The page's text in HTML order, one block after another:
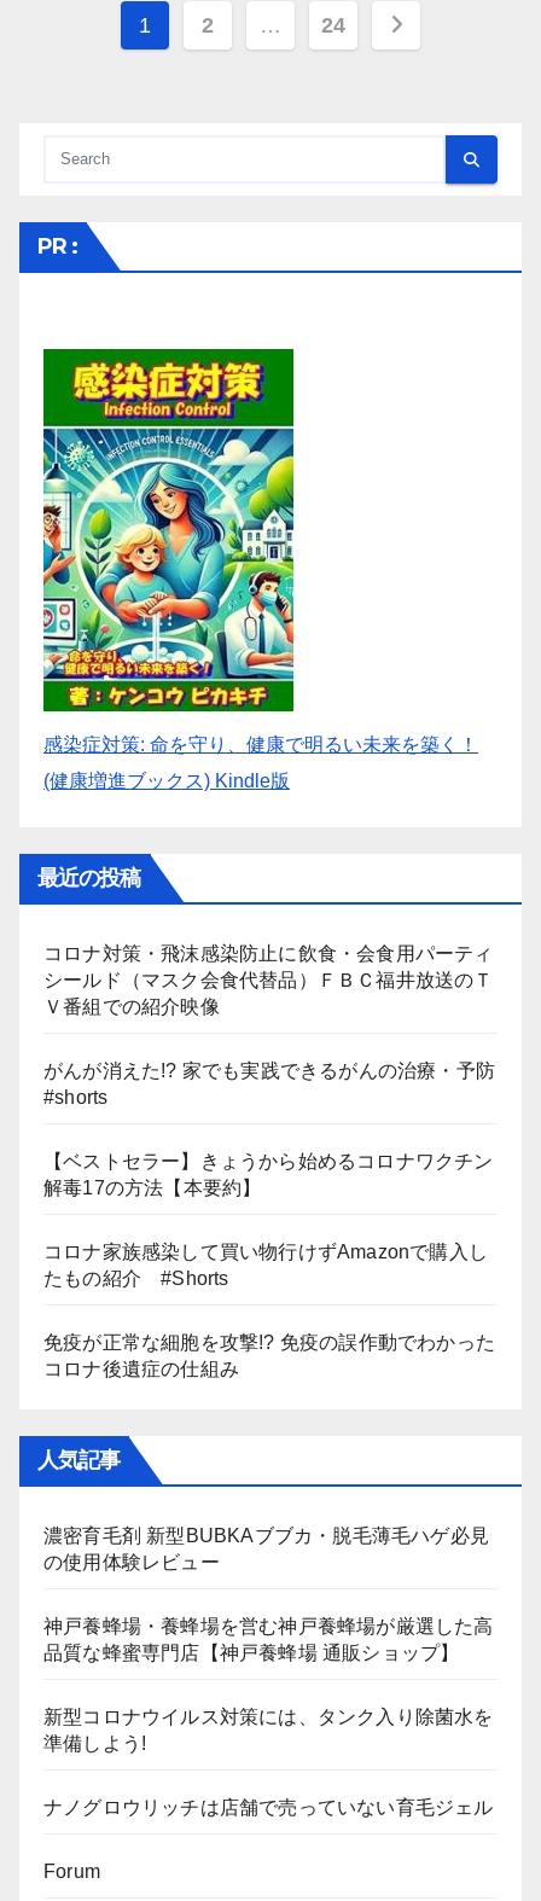
投
ジ
り
1 2 … 24
PR :
感染症対策: 命を守り、健康で明るい未来を築く！
(健康増進ブックス) Kindle版
最近の投稿
コロナ対策・飛沫感染防止に飲食・会食用パーティ
シールド（マスク会食代替品）ＦＢＣ福井放送のＴ
Ｖ番組での紹介映像
がんが消えた!? 家でも実践できるがんの治療・予防
#shorts
【ベストセラー】きょうから始めるコロナワクチン
解毒17の方法【本要約】
コロナ家族感染して買い物行けずAmazonで購入し
たもの紹介 #Shorts
免疫が正常な細胞を攻撃!? 免疫の誤作動でわかった
コロナ後遺症の仕組み
人気記事
濃密育毛剤 新型BUBKAブブカ・脱毛薄毛ハゲ必見
の使用体験レビュー
神戸養蜂場・養蜂場を営む神戸養蜂場が厳選した高
品質な蜂蜜専門店【神戸養蜂場 通販ショップ】
新型コロナウイルス対策には、タンク入り除菌水を
準備しよう!
ナノグロウリッチは店舗で売っていない育毛ジェル
Forum